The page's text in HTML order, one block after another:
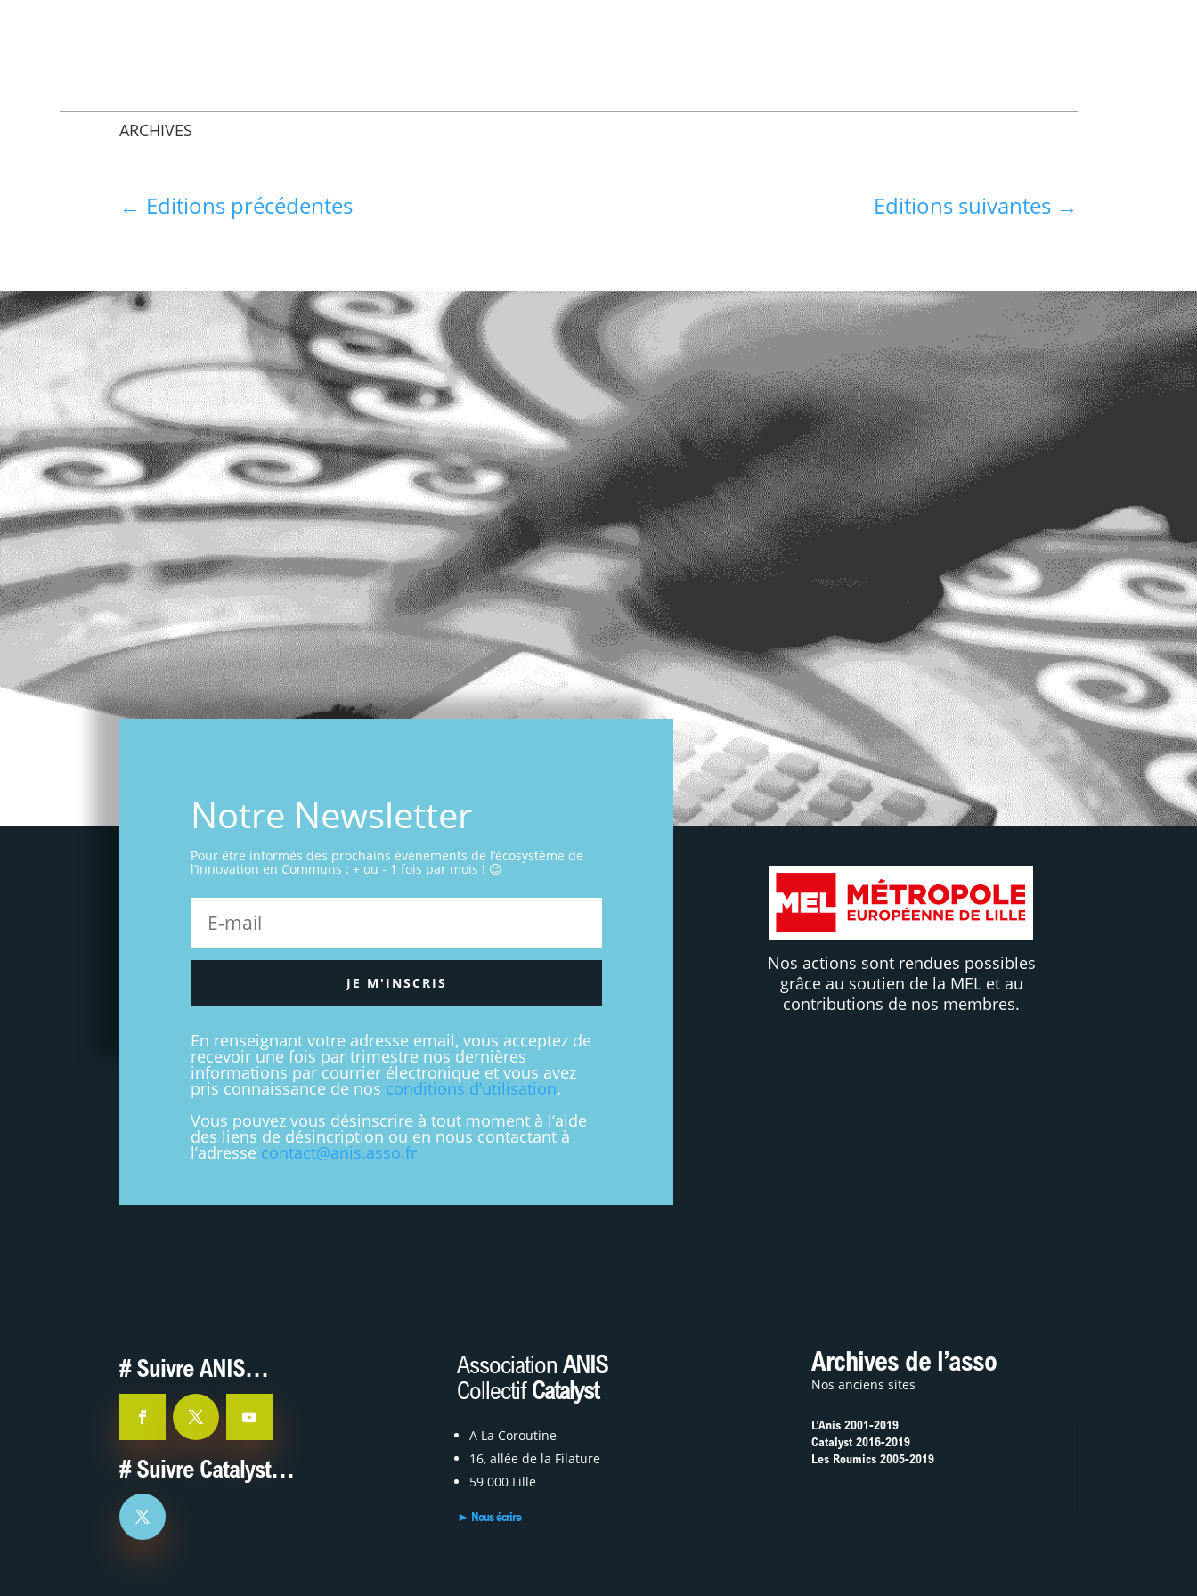
ARCHIVES
← Editions précédentes Editions suivantes→
Notre Newsletter
Pour être informés des prochains événements de l’écosystème de
l’Innovation en Communs : + ou - 1 fois par mois ! 😉
JE M'INSCRIS
En renseignant votre adresse email, vous acceptez de
recevoir une fois par trimestre nos dernières
informations par courrier électronique et vous avez
pris connaissance de nos conditions d’utilisation.
Vous pouvez vous désinscrire à tout moment à l’aide
des liens de désincription ou en nous contactant à
l’adresse contact@anis.asso.fr
Nos actions sont rendues possibles
grâce au soutien de la MEL et au
contributions de nos membres.
# Suivre ANIS…
# Suivre Catalyst…
Association ANIS
CollectifCatalyst
A La Coroutine
16, allée de la Filature
59 000 Lille
► Nous écrire
Archives de l’asso
Nos anciens sites
L’Anis 2001-2019
Catalyst 2016-2019
Les Roumics 2005-2019